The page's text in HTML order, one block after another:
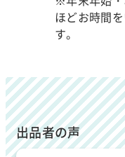
ほどお時間
す。
出品者の声